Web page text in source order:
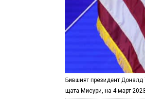
Бившият президент Доналд
щата Мисури, на 4 март